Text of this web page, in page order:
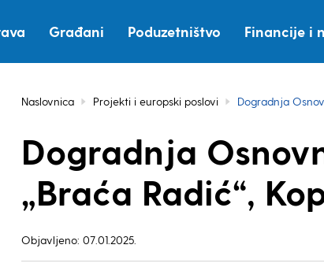
Građani Poduzetništvo Financije i
Naslovnica Projekti i europski poslovi Dogradnja
Dogradnja
„Braća Radić“,
Objavljeno: 07.01.2025.